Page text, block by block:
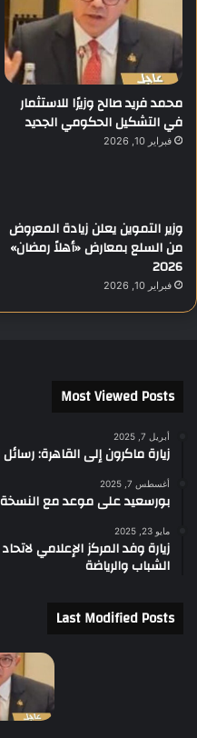
محمد فريد صالح وزيرًا للاستثمار
في التشكيل الحكومي الجديد
فبراير 10, 2026
وزير التموين يعلن زيادة المعروض
من السلع بمعارض «أهلاً رمضان»
2026
فبراير 10, 2026
Most Viewed Posts
أبريل 7, 2025
زيارة ماكرون إلى القاهرة:
أغسطس 7, 2025
بورسعيد على موعد مع النسخة
مايو 23, 2025
زيارة وفد المركز الإعلامي
الشباب والرياضة
Last Modified Posts